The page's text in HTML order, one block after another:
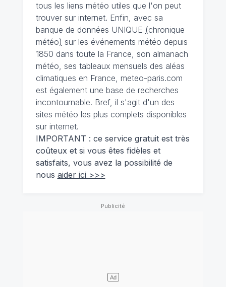
tous les liens météo utiles que l'on peut
trouver sur internet. Enfin, avec sa
banque de données UNIQUE (chronique
météo) sur les événements météo depuis
1850 dans toute la France, son almanach
météo, ses tableaux mensuels des aléas
climatiques en France, meteo-paris.com
est également une base de recherches
incontournable. Bref, il s'agit d'un des
sites météo les plus complets disponibles
sur internet.
IMPORTANT : ce service gratuit est très
coûteux et si vous êtes fidèles et
satisfaits, vous avez la possibilité de
nous aider ici >>>